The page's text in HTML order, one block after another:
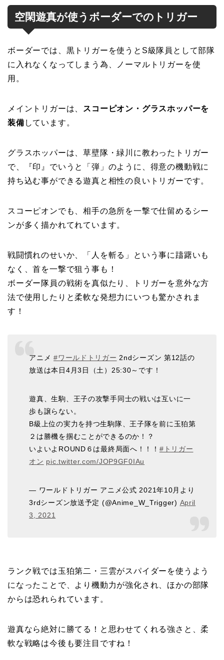
空閑遊真が使うボーダーでのトリガー
ボーダーでは、黒トリガーを使うとS級隊員として部隊
に入れなくなってしまう為、ノーマルトリガーを使
用。
メイントリガーは、
スコーピオン・グラスホッパーを
装備 しています。
グラスホッパーは、草壁隊・緑川に教わったトリガー
で、『印』でいうと「弾」のように、得意の機動戦に
持ち込む事ができる遊真と相性の良いトリガーです。
スコーピオンでも、相手の急所を一撃で仕留めるシー
ンが多く描かれてれています。
戦闘慣れのせいか、「人を斬る」という事に躊躇いも
なく、首を一撃で狙う事も！
ボーダー隊員の戦術を真似たり、トリガーを意外な方
法で使用したりと柔軟な発想力にいつも驚かされま
す！
アニメ#ワールドトリガー 2ndシーズン 第12話の
放送は本日4月3日（土）25:30～です！
遊真、生駒、王子の攻撃手同士の戦いは互いに一
歩も譲らない。
B級上位の実力を持つ生駒隊、王子隊を前に玉狛第
２は勝機を掴むことができるのか！？
いよいよROUND６は最終局面へ！！！ #トリガー
オン pic.twitter.com/JOP9GF0IAu
— ワールドトリガー アニメ公式 2021年10月より
3rdシーズン放送予定 (@Anime_W_Trigger) April
3, 2021
ランク戦では玉狛第二・三雲がスパイダーを使うよう
になったことで、より機動力が強化され、ほかの部隊
からは恐れられています。
遊真なら絶対に勝てる！と思わせてくれる強さと、柔
軟な戦略は今後も要注目ですね！